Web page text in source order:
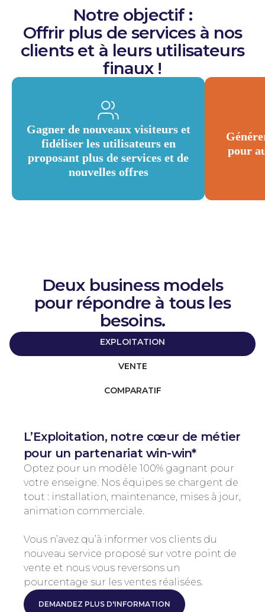
Notre objectif :
Offrir plus de services à nos
clients et à leurs utilisateurs
finaux !
Gagner de nouveaux visiteurs et
fidéliser les utilisateurs en
proposant plus de services et de
nouvelles offres
pour
Deux business models
pour répondre à tous les
besoins.
EXPLOITATION
VENTE
COMPARATIF
L’Exploitation, notre cœur de métier
pour un partenariat win-win*
Optez pour un modèle 100% gagnant pour
votre enseigne. Nos équipes se chargent de
tout : installation, maintenance, mises à jour,
animation commerciale.
Vous n’avez qu’à informer vos clients du
nouveau service proposé sur votre point de
vente et nous vous reversons un
pourcentage sur les ventes réalisées.
DEMANDEZ PLUS D'INFORMATION